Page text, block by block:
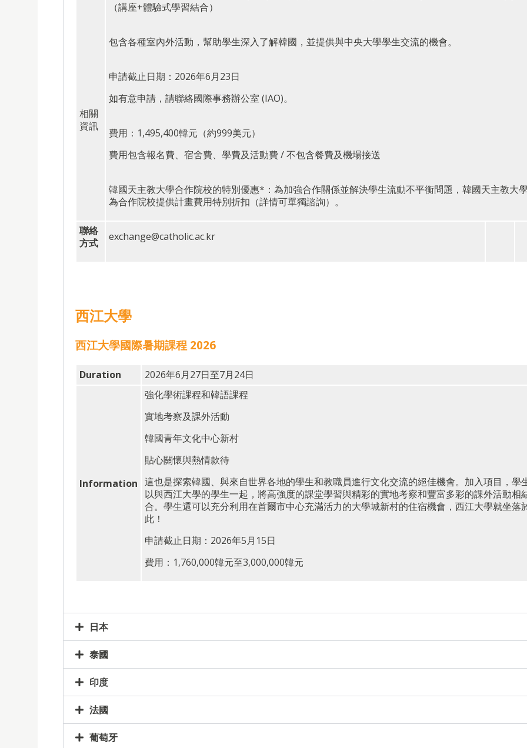
相關
資訊
（講座+體驗式學習結合）
包含各種室內外活動，幫助學生深入了解韓國，並提供與中央大學學生交流的機會。
申請截止日期：2026年6月23日
如有意申請，請聯絡國際事務辦公室 (IAO)。
費用：1,495,400韓元（約999美元）
費用包含報名費、宿舍費、學費及活動費 / 不包含餐費及機場接送
韓國天主教大學合作院校的特別優惠*：為加強合作關係並解決學生流動不平衡問題，韓國天主教大
為合作院校提供計畫費用特別折扣（詳情可單獨諮詢）。
聯絡
方式
exchange@catholic.ac.kr
西江大學
西江大學國際暑期課程 2026
Duration 2026年6月27日至7月24日
Information
強化學術課程和韓語課程
實地考察及課外活動
韓國青年文化中心新村
貼心關懷與熱情款待
這也是探索韓國、與來自世界各地的學生和教職員進行文化交流的絕佳機會。加入項目，學
以與西江大學的學生一起，將高強度的課堂學習與精彩的實地考察和豐富多彩的課外活動相
合。學生還可以充分利用在首爾市中心充滿活力的大學城新村的住宿機會，西江大學就坐落
此！
申請截止日期：2026年5月15日
費用：1,760,000韓元至3,000,000韓元
日本
泰國
印度
法國
葡萄牙